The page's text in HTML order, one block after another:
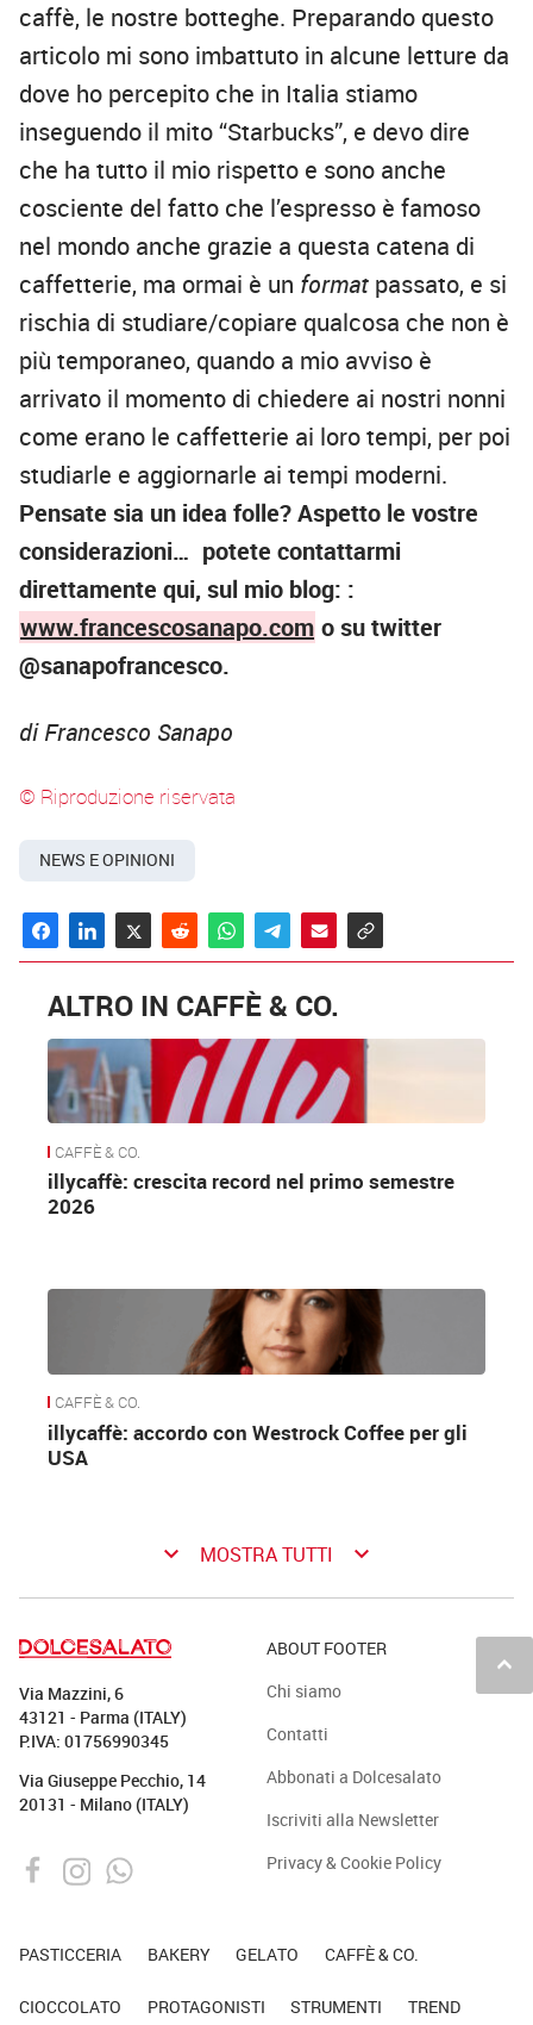
caffè, le nostre botteghe. Preparando questo
articolo mi sono imbattuto in alcune letture da
dove ho percepito che in Italia stiamo
inseguendo il mito “Starbucks”, e devo dire
che ha tutto il mio rispetto e sono anche
cosciente del fatto che l’espresso è famoso
nel mondo anche grazie a questa catena di
caffetterie, ma ormai è un format passato, e si
rischia di studiare/copiare qualcosa che non è
più temporaneo, quando a mio avviso è
arrivato il momento di chiedere ai nostri nonni
come erano le caffetterie ai loro tempi, per poi
studiarle e aggiornarle ai tempi moderni.
Pensate sia un idea folle? Aspetto le vostre
considerazioni… potete contattarmi
direttamente qui, sul mio blog: :
www.francescosanapo.com o su twitter
@sanapofrancesco.
di Francesco Sanapo
© Riproduzione riservata
NEWS E OPINIONI
ALTRO IN CAFFÈ & CO.
CAFFÈ & CO.
illycaffè: crescita record nel primo semestre
2026
CAFFÈ & CO.
illycaffè: accordo con Westrock Coffee per gli
USA
keyboard_arrow_down MOSTRA TUTTI keyboard_arrow_down
keyboard_arrow_up
Via Mazzini, 6
43121 - Parma (ITALY)
P.IVA: 01756990345
Via Giuseppe Pecchio, 14
20131 - Milano (ITALY)
ABOUT FOOTER
Chi siamo
Contatti
Abbonati a Dolcesalato
Iscriviti alla Newsletter
Privacy & Cookie Policy
PASTICCERIA BAKERY GELATO CAFFÈ & CO.
CIOCCOLATO PROTAGONISTI STRUMENTI TREND